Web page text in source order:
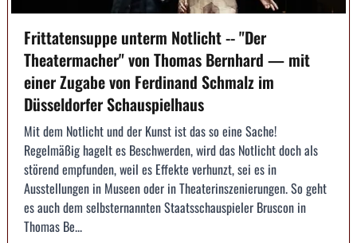
Frittatensuppe unterm Notlicht -- "Der
Theatermacher" von Thomas Bernhard — mit
einer Zugabe von Ferdinand Schmalz im
Düsseldorfer Schauspielhaus
Mit dem Notlicht und der Kunst ist das so eine Sache!
Regelmäßig hagelt es Beschwerden, wird das Notlicht doch als
störend empfunden, weil es Effekte verhunzt, sei es in
Ausstellungen in Museen oder in Theaterinszenierungen. So geht
es auch dem selbsternannten Staatsschauspieler Bruscon in
Thomas Be...